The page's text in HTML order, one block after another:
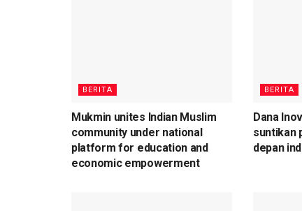
BERITA
Mukmin unites Indian Muslim
community under national
platform for education and
economic empowerment
BERITA
Dana
suntikan
depan